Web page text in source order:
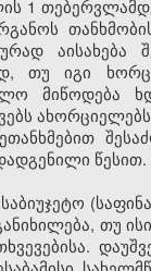
1
აისახება
თუ იგი
მიწოდება
წესით.
თუ